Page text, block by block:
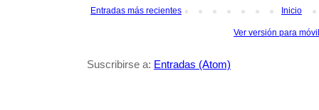
Entradas más recientes Inicio
Ver versión para
Suscribirse a: Entradas (Atom)